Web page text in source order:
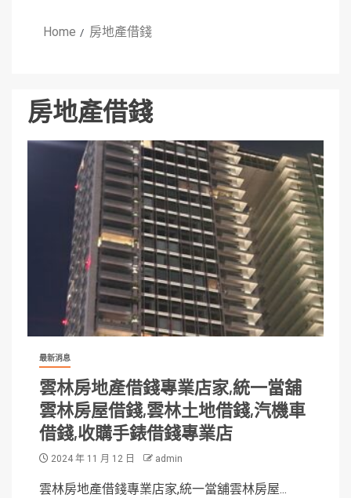
Home 房地產借錢
房地產借錢
最新消息
雲林房地產借錢專業店家,統一當舖
雲林房屋借錢,雲林土地借錢,汽機車
借錢,收購手錶借錢專業店
2024 年 11 月 12 日 admin
雲林房地產借錢專業店家,統一當舖雲林房屋...